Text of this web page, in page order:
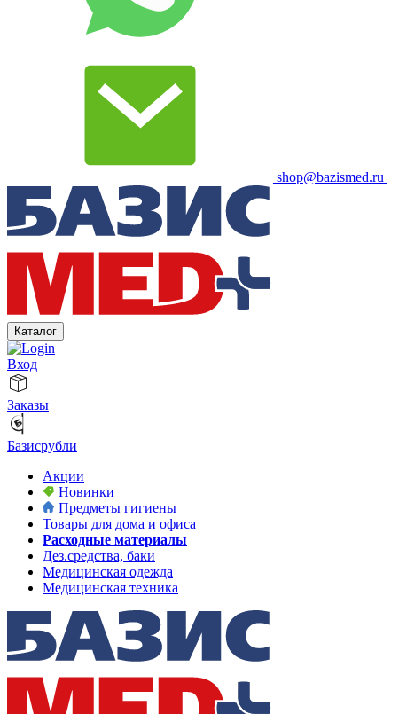
shop@bazismed.ru
Каталог
Вход
Заказы
Базисрубли
Акции
Новинки
Предметы гигиены
Товары для дома и офиса
Расходные материалы
Дез.средства, баки
Медицинская одежда
Медицинская техника